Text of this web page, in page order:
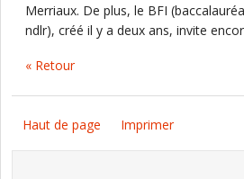
Merriaux. De plus, le BFI
ndlr), créé il y a deux ans, invite
« Retour
Haut de page Imprimer